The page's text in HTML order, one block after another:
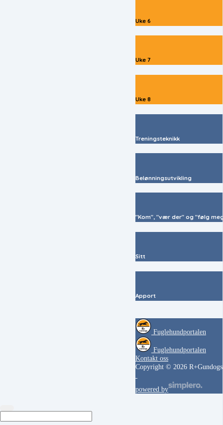
Uke 6
Uke 7
Uke 8
Treningsteknikk
Belønningsutvikling
"Kom", "vær der" og "følg
Sitt
Apport
Fuglehundportalen
Fuglehundportalen
Kontakt oss
Copyright © 2026
powered by